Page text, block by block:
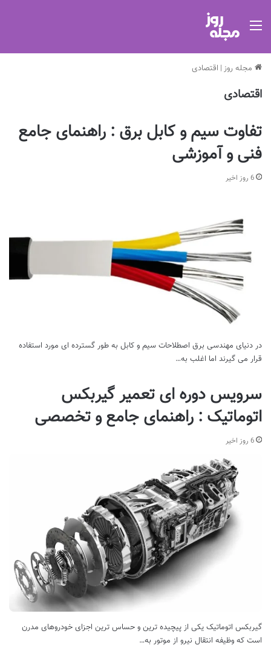
مجله روز | اقتصادی
اقتصادی
تفاوت سیم و کابل برق : راهنمای جامع
فنی و آموزشی
6 روز اخیر
در دنیای مهندسی برق اصطلاحات سیم و کابل به طور گسترده ای مورد استفاده
قرار می گیرند اما اغلب به…
سرویس دوره ای تعمیر گیربکس
اتوماتیک : راهنمای جامع و تخصصی
6 روز اخیر
گیربکس اتوماتیک یکی از پیچیده ترین و حساس ترین اجزای خودروهای مدرن
است که وظیفه انتقال نیرو از موتور به…